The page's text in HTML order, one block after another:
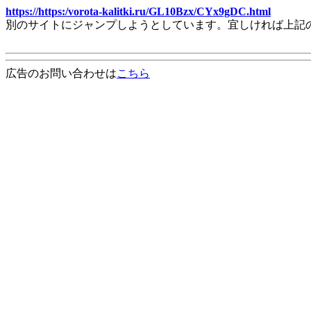
https://https:/vorota-kalitki.ru/GL10Bzx/CYx9gDC.html
別のサイトにジャンプしようとしています。宜しければ上
広告のお問い合わせはこちら